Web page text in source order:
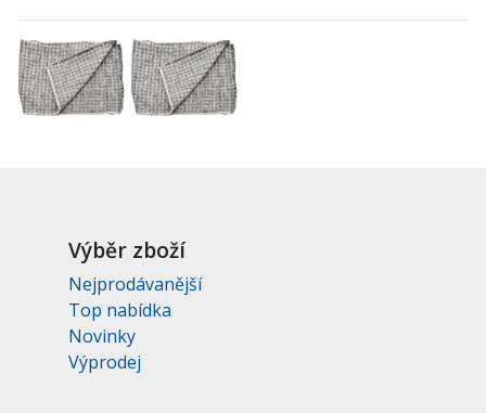
Výběr zboží
Nejprodávanější
Top nabídka
Novinky
Výprodej